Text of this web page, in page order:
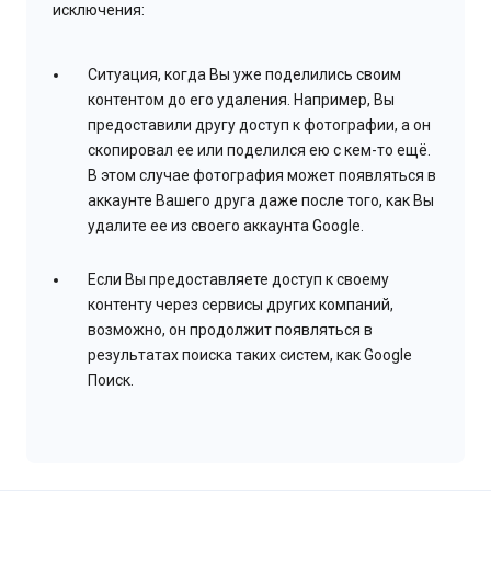
исключения:
Ситуация, когда Вы уже поделились своим
контентом до его удаления. Например, Вы
предоставили другу доступ к фотографии, а он
скопировал ее или поделился ею с кем-то ещё.
В этом случае фотография может появляться в
аккаунте Вашего друга даже после того, как Вы
удалите ее из своего аккаунта Google.
Если Вы предоставляете доступ к своему
контенту через сервисы других компаний,
возможно, он продолжит появляться в
результатах поиска таких систем, как Google
Поиск.